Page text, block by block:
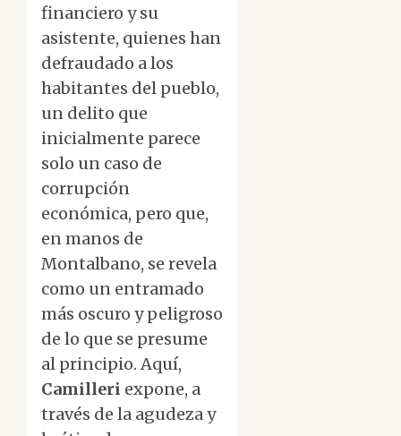
financiero y su
asistente, quienes han
defraudado a los
habitantes del pueblo,
un delito que
inicialmente parece
solo un caso de
corrupción
económica, pero que,
en manos de
Montalbano, se revela
como un entramado
más oscuro y peligroso
de lo que se presume
al principio. Aquí,
Camilleri expone, a
través de la agudeza y